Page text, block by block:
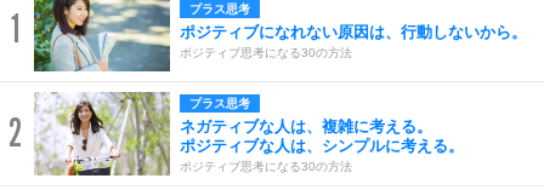
1 プラス思考
ポジティブになれない原因は、行動しないから。
ポジティブ思考になる30の方法
2
プラス思考
ネガティブな人は、複雑に考える。
ポジティブな人は、シンプルに考える。
ポジティブ思考になる30の方法